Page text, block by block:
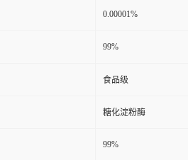
0.00001%
99%
食品级
糖化淀粉酶
99%